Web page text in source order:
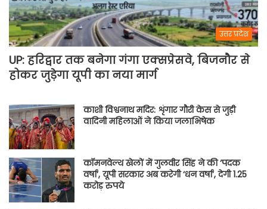
उत्तर प्रदेश
UP: हरिद्वार तक बनेगा गंगा एक्सप्रेसवे, बिजनौर से
होकर जुड़ेगा यूपी का नया मार्ग
काशी विश्वनाथ मदिर: शृंगार गौरी केस से जुड़ी
वादिनी महिलाओं ने किया जलाभिषेक
कॉमनवेल्थ खेलों में गुलवीर सिंह ने की ‘पदक
वर्षा’, यूपी सरकार अब करेगी ‘धन वर्षा’, देगी 1.25
करोड़ रुपये